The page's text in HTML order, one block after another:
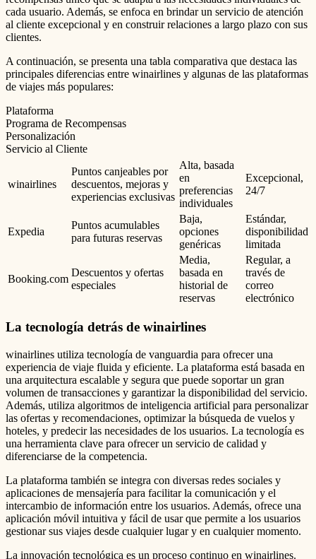
cada usuario. Además, se enfoca en brindar un servicio de atención
al cliente excepcional y en construir relaciones a largo plazo con sus
clientes.
A continuación, se presenta una tabla comparativa que destaca las
principales diferencias entre winairlines y algunas de las plataformas
de viajes más populares:
Plataforma
Programa de Recompensas
Personalización
Servicio al Cliente
winairlines
Puntos canjeables por
descuentos, mejoras y
experiencias exclusivas
Alta, basada
en
preferencias
individuales
Excepcional,
24/7
Expedia
Puntos acumulables
para futuras reservas
Baja,
opciones
genéricas
Estándar,
disponibilidad
limitada
Booking.com
Descuentos y ofertas
especiales
Media,
basada en
historial de
reservas
Regular, a
través de
correo
electrónico
La tecnología detrás de winairlines
winairlines utiliza tecnología de vanguardia para ofrecer una
experiencia de viaje fluida y eficiente. La plataforma está basada en
una arquitectura escalable y segura que puede soportar un gran
volumen de transacciones y garantizar la disponibilidad del servicio.
Además, utiliza algoritmos de inteligencia artificial para personalizar
las ofertas y recomendaciones, optimizar la búsqueda de vuelos y
hoteles, y predecir las necesidades de los usuarios. La tecnología es
una herramienta clave para ofrecer un servicio de calidad y
diferenciarse de la competencia.
La plataforma también se integra con diversas redes sociales y
aplicaciones de mensajería para facilitar la comunicación y el
intercambio de información entre los usuarios. Además, ofrece una
aplicación móvil intuitiva y fácil de usar que permite a los usuarios
gestionar sus viajes desde cualquier lugar y en cualquier momento.
La innovación tecnológica es un proceso continuo en winairlines.